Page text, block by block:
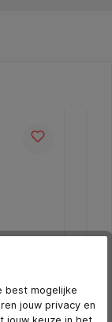
best mogelijke
jouw privacy en